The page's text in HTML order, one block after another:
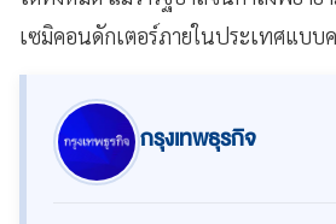
เซมิคอนดักเตอร์ภายในประเทศแบบ
กรุงเทพธุรกิจ